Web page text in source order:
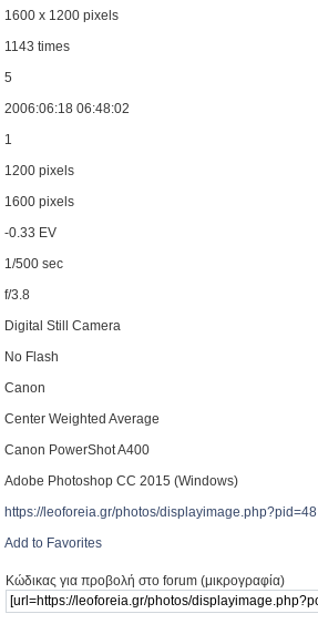
1600 x 1200 pixels
1143 times
5
2006:06:18 06:48:02
1
1200 pixels
1600 pixels
-0.33 EV
1/500 sec
f/3.8
Digital Still Camera
No Flash
Canon
Center Weighted Average
Canon PowerShot A400
Adobe Photoshop CC 2015 (Windows)
https://leoforeia.gr/photos/displayimage.php?pid=48
Add to Favorites
Κώδικας για προβολή στο forum (μικρογραφία)